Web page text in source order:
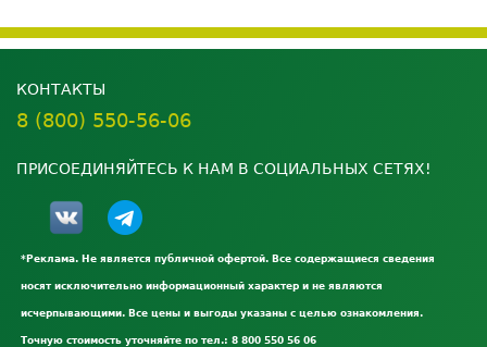
КОНТАКТЫ
8 (800) 550-56-06
ПРИСОЕДИНЯЙТЕСЬ К НАМ В СОЦИАЛЬНЫХ СЕТЯХ!
*Реклама. Не является публичной офертой. Все содержащиеся сведения
носят исключительно информационный характер и не являются
исчерпывающими. Все цены и выгоды указаны с целью ознакомления.
Точную стоимость уточняйте по тел.: 8 800 550 56 06